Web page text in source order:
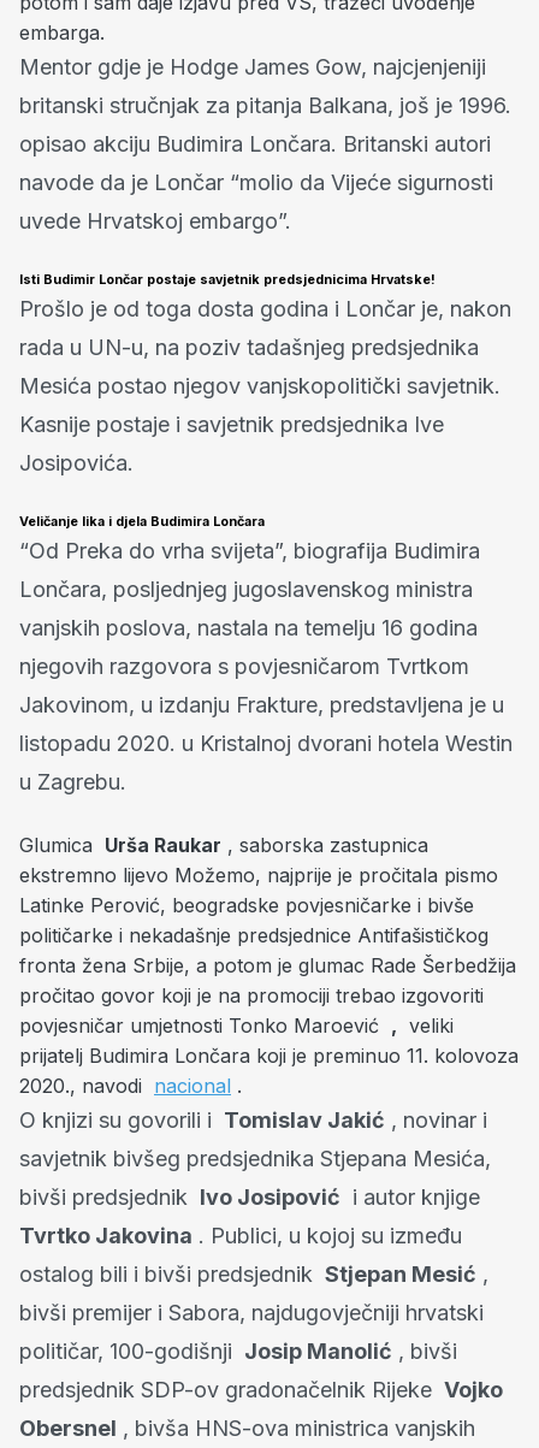
embarga.
Mentor gdje je Hodge James Gow, najcjenjeniji
britanski stručnjak za pitanja Balkana, još je 1996.
opisao akciju Budimira Lončara. Britanski autori
navode da je Lončar “molio da Vijeće sigurnosti
uvede Hrvatskoj embargo”.
Isti Budimir Lončar postaje savjetnik predsjednicima Hrvatske!
Prošlo je od toga dosta godina i Lončar je, nakon
rada u UN-u, na poziv tadašnjeg predsjednika
Mesića postao njegov vanjskopolitički savjetnik.
Kasnije postaje i savjetnik predsjednika Ive
Josipovića.
Veličanje lika i djela Budimira Lončara
“Od Preka do vrha svijeta”, biografija Budimira
Lončara, posljednjeg jugoslavenskog ministra
vanjskih poslova, nastala na temelju 16 godina
njegovih razgovora s povjesničarom Tvrtkom
Jakovinom, u izdanju Frakture, predstavljena je u
listopadu 2020. u Kristalnoj dvorani hotela Westin
u Zagrebu.
Glumica Urša Raukar , saborska zastupnica
ekstremno lijevo Možemo, najprije je pročitala pismo
Latinke Perović, beogradske povjesničarke i bivše
političarke i nekadašnje predsjednice Antifašističkog
fronta žena Srbije, a potom je glumac Rade Šerbedžija
pročitao govor koji je na promociji trebao izgovoriti
povjesničar umjetnosti Tonko Maroević , veliki
prijatelj Budimira Lončara koji je preminuo 11. kolovoza
2020., navodi nacional .
O knjizi su govorili i Tomislav Jakić , novinar i
savjetnik bivšeg predsjednika Stjepana Mesića,
bivši predsjednik Ivo Josipović i autor knjige
Tvrtko Jakovina . Publici, u kojoj su između
ostalog bili i bivši predsjednik Stjepan Mesić ,
bivši premijer i Sabora, najdugovječniji hrvatski
političar, 100-godišnji Josip Manolić , bivši
predsjednik SDP-ov gradonačelnik Rijeke Vojko
Obersnel , bivša HNS-ova ministrica vanjskih